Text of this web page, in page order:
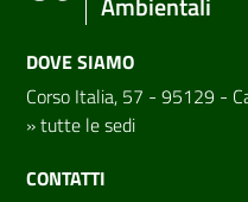
DOVE SIAMO
Corso Italia, 57 - 95129 -
»tutte le sedi
CONTATTI